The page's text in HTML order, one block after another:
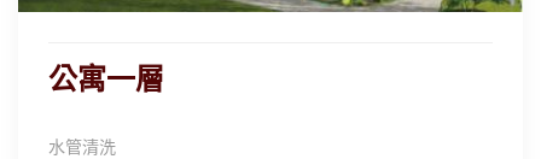
公寓一層
水管清洗